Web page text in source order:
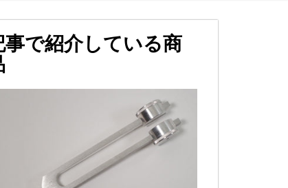
事で紹介している商